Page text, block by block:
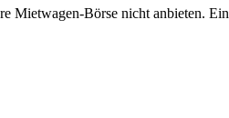
Mietwagen-Börse nicht anbieten. Ein